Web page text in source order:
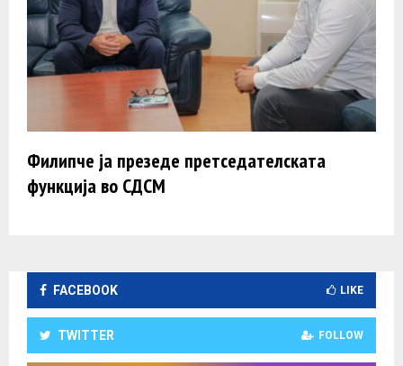
Филипче ја презеде претседателската
функција во СДСМ
FACEBOOK LIKE
TWITTER FOLLOW